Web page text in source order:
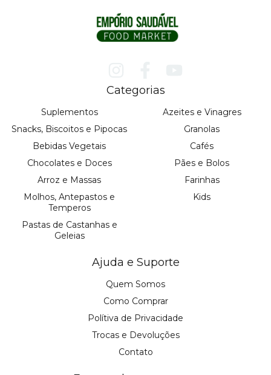
Categorias
Suplementos
Snacks, Biscoitos e Pipocas
Bebidas Vegetais
Chocolates e Doces
Arroz e Massas
Molhos, Antepastos e
Temperos
Pastas de Castanhas e
Geleias
Azeites e Vinagres
Granolas
Cafés
Pães e Bolos
Farinhas
Kids
Ajuda e Suporte
Quem Somos
Como Comprar
Polítiva de Privacidade
Trocas e Devoluções
Contato